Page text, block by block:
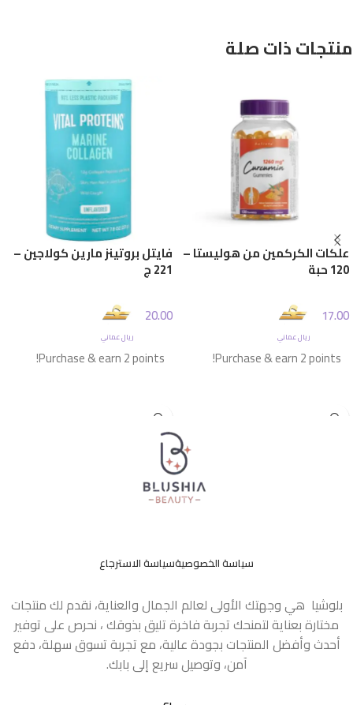
منتجات ذات صلة
علكات الكركمين من هوليستا –
120 حبة
17.00
ريال عماني
Purchase & earn 2 points!
فايتل بروتينز مارين كولاجين –
221 ج
20.00
ريال عماني
Purchase & earn 2 points!
سياسة الخصوصيةسياسة الاسترجاع
بلوشيا هي وجهتك الأولى لعالم الجمال والعناية، نقدم لك منتجات
مختارة بعناية لتمنحك تجربة فاخرة تليق بذوقك ، نحرص على توفير
أحدث وأفضل المنتجات بجودة عالية، مع تجربة تسوق سهلة، دفع
آمن، وتوصيل سريع إلى بابك.